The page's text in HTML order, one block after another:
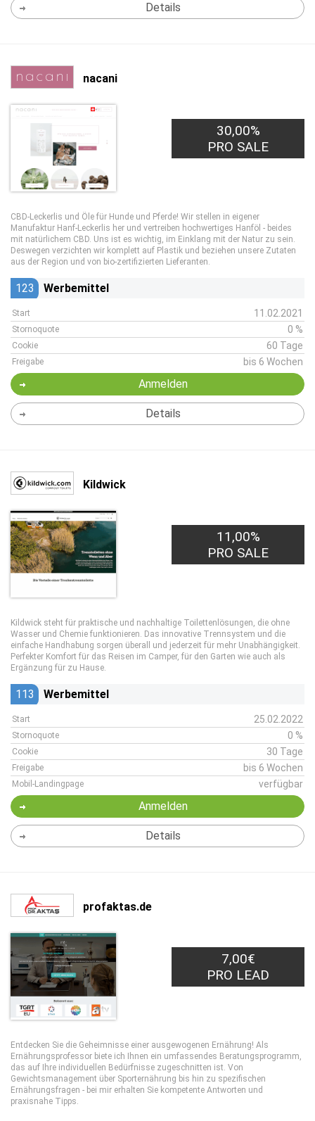
Details
nacani
30,00%
PRO SALE
CBD-Leckerlis und Öle für Hunde und Pferde! Wir stellen in eigener
Manufaktur Hanf-Leckerlis her und vertreiben hochwertiges Hanföl - beides
mit natürlichem CBD. Uns ist es wichtig, im Einklang mit der Natur zu sein.
Deswegen verzichten wir komplett auf Plastik und beziehen unsere Zutaten
aus der Region und von bio-zertifizierten Lieferanten.
123 Werbemittel
Start 11.02.2021
Stornoquote 0 %
Cookie 60 Tage
Freigabe bis 6 Wochen
Anmelden
Details
Kildwick
11,00%
PRO SALE
Kildwick steht für praktische und nachhaltige Toilettenlösungen, die ohne
Wasser und Chemie funktionieren. Das innovative Trennsystem und die
einfache Handhabung sorgen überall und jederzeit für mehr Unabhängigkeit.
Perfekter Komfort für das Reisen im Camper, für den Garten wie auch als
Ergänzung für zu Hause.
113 Werbemittel
Start 25.02.2022
Stornoquote 0 %
Cookie 30 Tage
Freigabe bis 6 Wochen
Mobil-Landingpage verfügbar
Anmelden
Details
profaktas.de
7,00€
PRO LEAD
Entdecken Sie die Geheimnisse einer ausgewogenen Ernährung! Als
Ernährungsprofessor biete ich Ihnen ein umfassendes Beratungsprogramm,
das auf Ihre individuellen Bedürfnisse zugeschnitten ist. Von
Gewichtsmanagement über Sporternährung bis hin zu spezifischen
Ernährungsfragen - bei mir erhalten Sie kompetente Antworten und
praxisnahe Tipps.